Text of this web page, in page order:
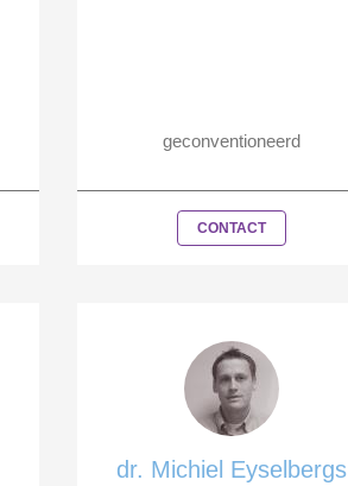
geconventioneerd
CONTACT
dr. Michiel Eyselbergs